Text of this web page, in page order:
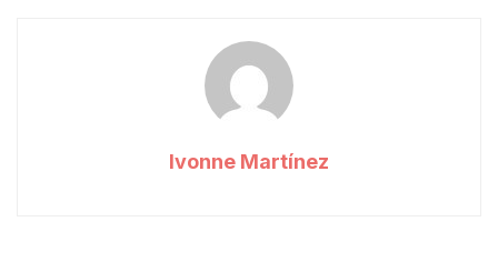
Ivonne Martínez